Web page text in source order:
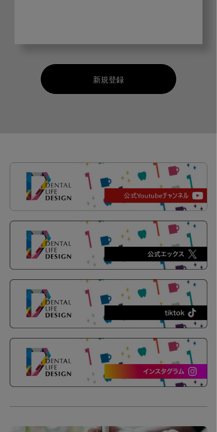
新規登録